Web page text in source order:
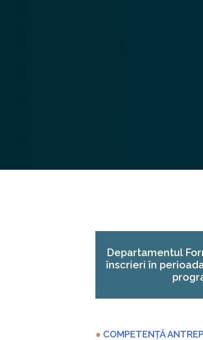
Departamentul
înscrieri în
● COMPETENȚĂ